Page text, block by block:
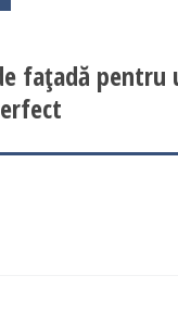
fațadă pentru